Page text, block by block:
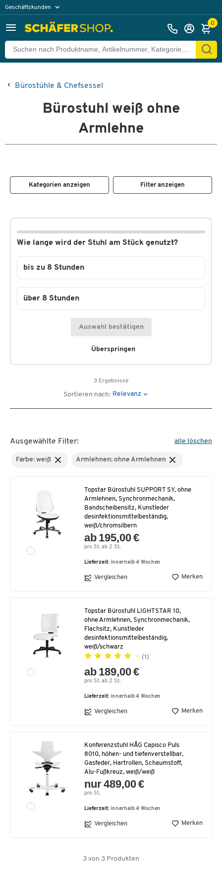
Geschäftskunden
0
Bürostühle & Chefsessel
Bürostuhl weiß ohne
Armlehne
Kategorien anzeigen Filter anzeigen
Wie lange wird der Stuhl am Stück genutzt?
Überspringen
bis zu 8 Stunden
über 8 Stunden
Auswahl bestätigen
3 Ergebnisse
Sortieren nach: Relevanz
Ausgewählte Filter: alle löschen
Farbe: weiß Armlehnen: ohne Armlehnen
Topstar Bürostuhl SUPPORT SY, ohne
Armlehnen, Synchronmechanik,
Bandscheibensitz, Kunstleder
desinfektionsmittelbeständig,
weiß/chromsilbern
ab 195,00 €
pro St. ab 2 St.
Lieferzeit: innerhalb 4 Wochen
Vergleichen Merken
Topstar Bürostuhl LIGHTSTAR 10,
ohne Armlehnen, Synchronmechanik,
Flachsitz, Kunstleder
desinfektionsmittelbeständig,
weiß/schwarz
(1)
ab 189,00 €
pro St. ab 2 St.
Lieferzeit: innerhalb 4 Wochen
Vergleichen Merken
Konferenzstuhl HÅG Capisco Puls
8010, höhen- und tiefenverstellbar,
Gasfeder, Hartrollen, Schaumstoff,
Alu-Fußkreuz, weiß/weiß
nur 489,00 €
pro St.
Lieferzeit: innerhalb 4 Wochen
Vergleichen Merken
3 von 3 Produkten